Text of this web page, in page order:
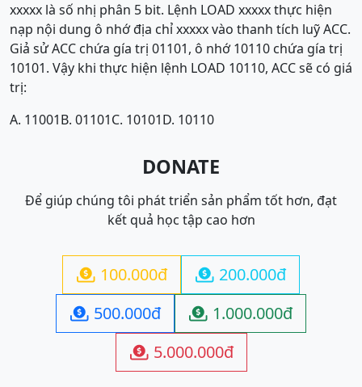
xxxxx là số nhị phân 5 bit. Lệnh LOAD xxxxx thực hiện
nạp nội dung ô nhớ địa chỉ xxxxx vào thanh tích luỹ ACC.
Giả sử ACC chứa gía trị 01101, ô nhớ 10110 chứa gía trị
10101. Vậy khi thực hiện lệnh LOAD 10110, ACC sẽ có giá
trị:
A. 11001B. 01101C. 10101D. 10110
DONATE
Để giúp chúng tôi phát triển sản phẩm tốt hơn, đạt
kết quả học tập cao hơn
 100.000đ  200.000đ
 500.000đ  1.000.000đ
 5.000.000đ